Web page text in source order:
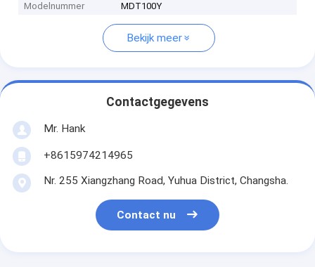
Modelnummer
MDT100Y
Bekijk meer
Contactgegevens
Mr. Hank
+8615974214965
Nr. 255 Xiangzhang Road, Yuhua District, Changsha.
Contact nu